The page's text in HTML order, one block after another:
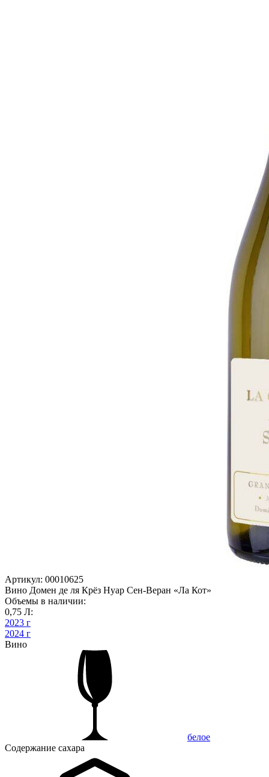
Артикул: 00010625
Вино Домен де ля Крёз Нуар Сен-Веран «Ла Кот»
Объемы в наличии:
0,75 Л:
2023 г
2024 г
Вино
белое
Содержание сахара